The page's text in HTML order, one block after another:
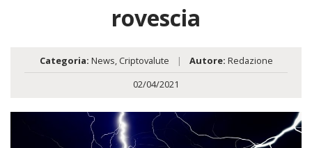
rovescia
Categoria: News, Criptovalute | Autore: Redazione
02/04/2021